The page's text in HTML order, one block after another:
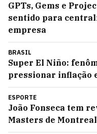
GPTs, Gems e
sentido para
empresa
BRASIL
Super El Niño:
pressionar inflação
ESPORTE
João Fonseca tem
Masters de